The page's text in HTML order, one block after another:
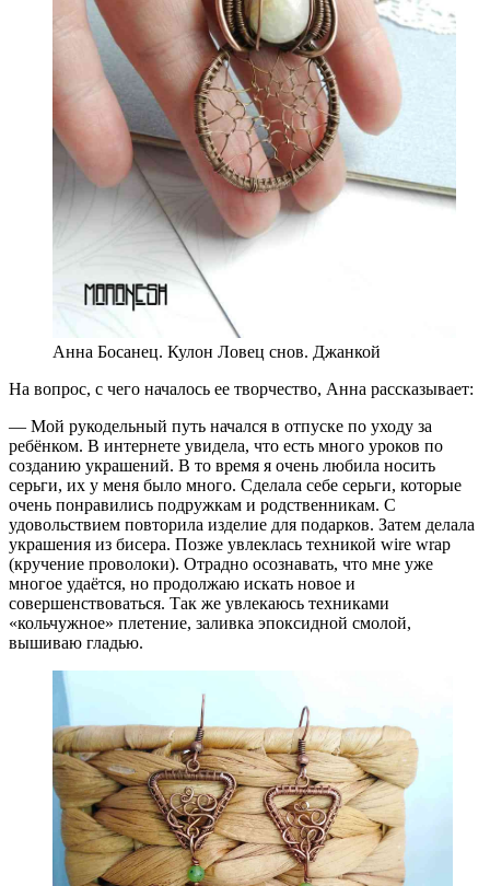
Анна Босанец. Кулон Ловец снов. Джанкой
На вопрос, с чего началось ее творчество, Анна рассказывает:
— Мой рукодельный путь начался в отпуске по уходу за
ребёнком. В интернете увидела, что есть много уроков по
созданию украшений. В то время я очень любила носить
серьги, их у меня было много. Сделала себе серьги, которые
очень понравились подружкам и родственникам. С
удовольствием повторила изделие для подарков. Затем делала
украшения из бисера. Позже увлеклась техникой wire wrap
(кручение проволоки). Отрадно осознавать, что мне уже
многое удаётся, но продолжаю искать новое и
совершенствоваться. Так же увлекаюсь техниками
«кольчужное» плетение, заливка эпоксидной смолой,
вышиваю гладью.